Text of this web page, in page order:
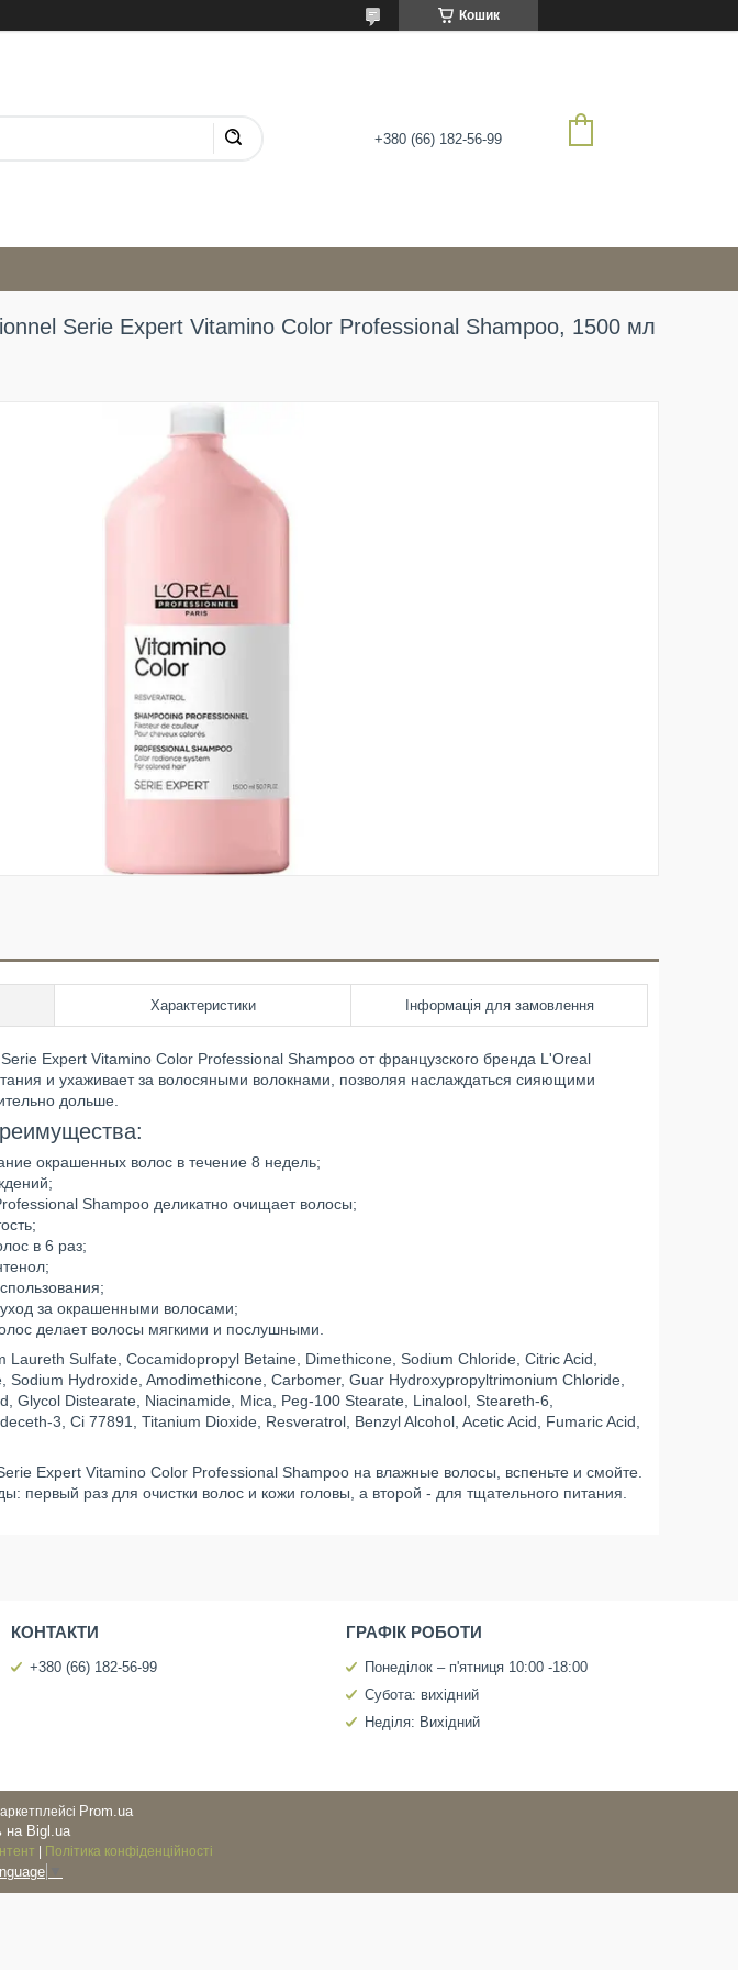
Кошик
+380 (66) 182-56-99
Serie Expert Vitamino Color Professional Shampoo, 1500 мл
Характеристики Інформація для замовлення
Serie Expert Vitamino Color Professional Shampoo от французского бренда L'Oreal
и ухаживает за волосяными волокнами, позволяя наслаждаться сияющими
дольше.
окрашенных волос в течение 8 недель;
Shampoo деликатно очищает волосы;
в 6 раз;
за окрашенными волосами;
делает волосы мягкими и послушными.
Laureth Sulfate, Cocamidopropyl Betaine, Dimethicone, Sodium Chloride, Citric Acid,
Sodium Hydroxide, Amodimethicone, Carbomer, Guar Hydroxypropyltrimonium Chloride,
Glycol Distearate, Niacinamide, Mica, Peg-100 Stearate, Linalool, Steareth-6,
3, Ci 77891, Titanium Dioxide, Resveratrol, Benzyl Alcohol, Acetic Acid, Fumaric Acid,
Expert Vitamino Color Professional Shampoo на влажные волосы, вспеньте и смойте.
первый раз для очистки волос и кожи головы, а второй - для тщательного питания.
КОНТАКТИ
+380 (66) 182-56-99
ГРАФІК РОБОТИ
Понеділок – п'ятниця 10:00 -18:00
Субота: вихідний
Неділя: Вихідний
Prom.ua
на Bigl.ua
Політика конфіденційності